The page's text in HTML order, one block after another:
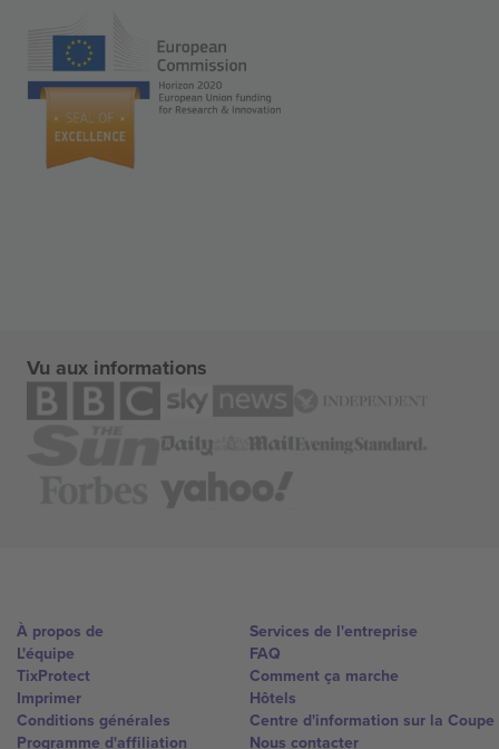
Vu aux informations
À propos de
L'équipe
TixProtect
Imprimer
Conditions générales
Programme d'affiliation
Services de l'entreprise
FAQ
Comment ça marche
Hôtels
Centre d'information sur la Coupe
Nous contacter